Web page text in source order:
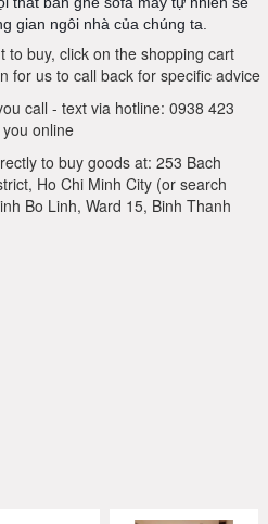
gian ngôi nhà của chúng ta.
to buy, click on the shopping cart
for us to call back for specific advice
call - text via hotline: 0938 423
online
to buy goods at: 253 Bach
Ho Chi Minh City (or search
Bo Linh, Ward 15, Binh Thanh